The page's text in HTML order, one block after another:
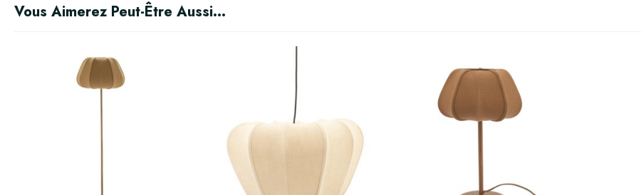
Vous Aimerez Peut-Être Aussi…